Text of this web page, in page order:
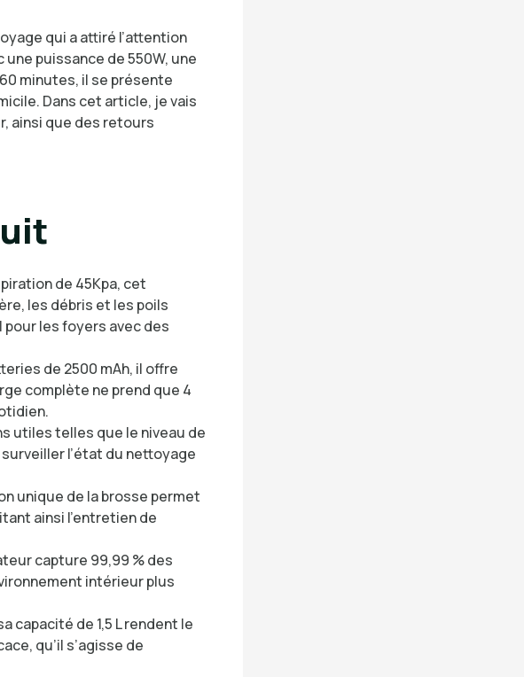
qui a attiré l’attention
puissance de 550W, une
minutes, il se présente
Dans cet article, je vais
ainsi que des retours
de 45Kpa, cet
les débris et les poils
pour les foyers avec des
de 2500 mAh, il offre
complète ne prend que 4
utiles telles que le niveau de
l’état du nettoyage
unique de la brosse permet
ainsi l’entretien de
capture 99,99 % des
intérieur plus
capacité de 1,5 L rendent le
qu’il s’agisse de